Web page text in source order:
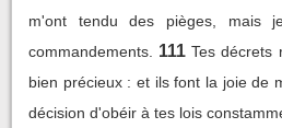
m'ont tendu des pièges, mais
commandements.
111 Tes décrets
bien précieux : et ils font la joie de
décision d'obéir à tes lois